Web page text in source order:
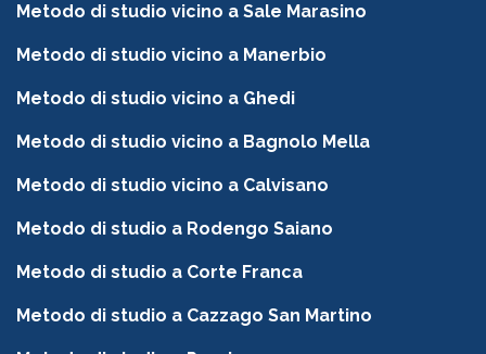
Metodo di studio vicino a Sale Marasino
Metodo di studio vicino a Manerbio
Metodo di studio vicino a Ghedi
Metodo di studio vicino a Bagnolo Mella
Metodo di studio vicino a Calvisano
Metodo di studio a Rodengo Saiano
Metodo di studio a Corte Franca
Metodo di studio a Cazzago San Martino